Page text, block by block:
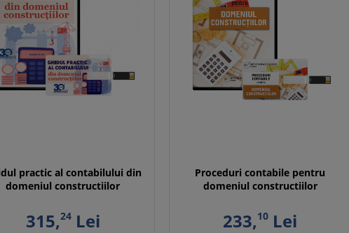
practic al contabilului din
domeniul constructiilor
315,24Lei
Proceduri contabile pentru
domeniul constructiilor
233,10 Lei